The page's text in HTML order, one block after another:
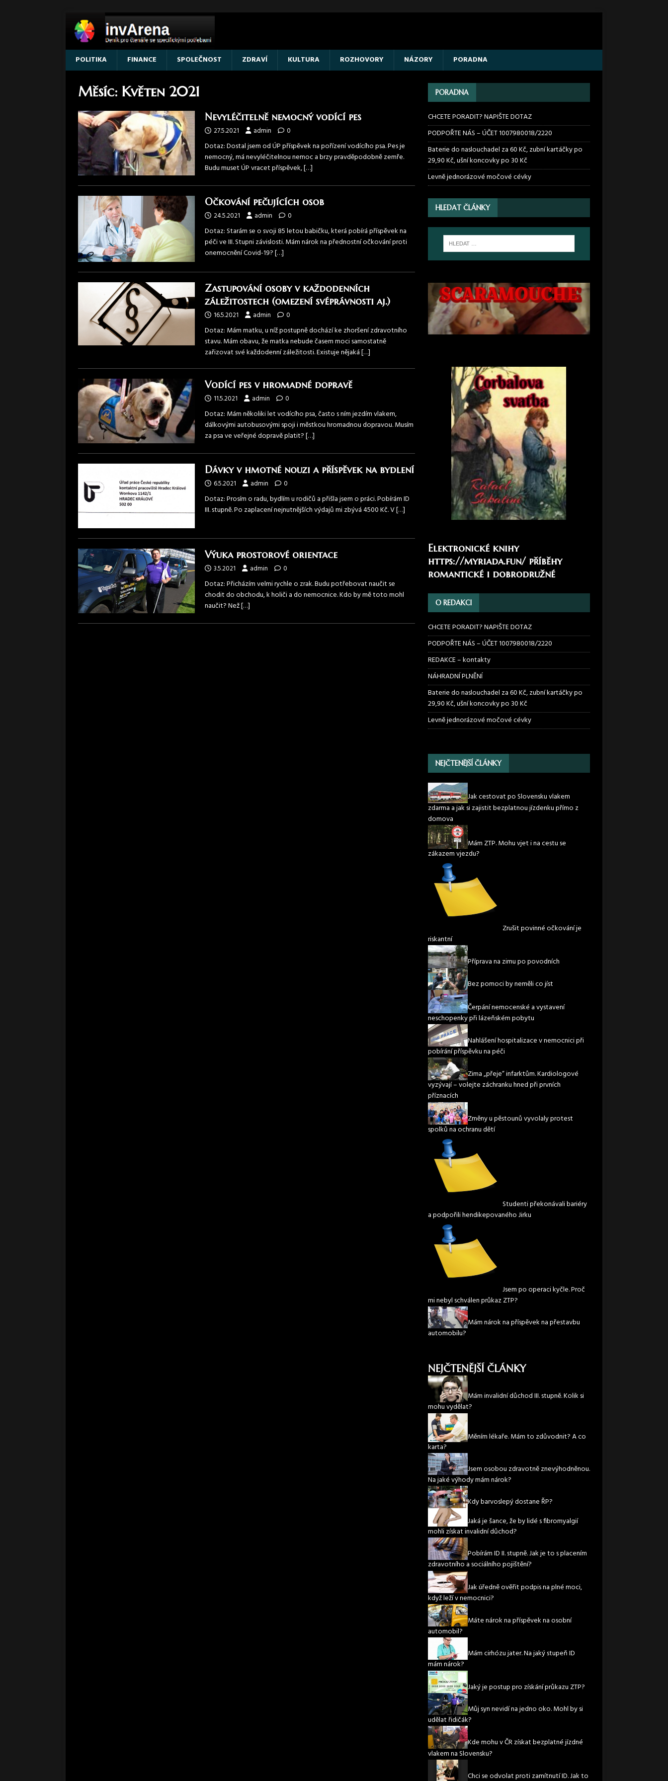
POLITIKA FINANCE SPOLEČNOST ZDRAVÍ KULTURA ROZHOVORY NÁZORY PORADNA
Měsíc: Květen 2021
Nevyléčitelně nemocný vodící pes
27.5.2021 admin 0
Dotaz: Dostal jsem od ÚP příspěvek na pořízení vodícího psa. Pes je
nemocný, má nevyléčitelnou nemoc a brzy pravděpodobně zemře.
Budu muset ÚP vracet příspěvek,[…]
Očkování pečujících osob
24.5.2021 admin 0
Dotaz: Starám se o svoji 85 letou babičku, která pobírá příspěvek na
péči ve III. Stupni závislosti. Mám nárok na přednostní očkování proti
onemocnění Covid-19?[…]
Zastupování osoby v každodenních
záležitostech (omezení svéprávnosti aj.)
16.5.2021 admin 0
Dotaz: Mám matku, u níž postupně dochází ke zhoršení zdravotního
stavu. Mám obavu, že matka nebude časem moci samostatně
zařizovat své každodenní záležitosti. Existuje nějaká[…]
Vodící pes v hromadné dopravě
11.5.2021 admin 0
Dotaz: Mám několiki let vodícího psa, často s ním jezdím vlakem,
dálkovými autobusovými spoji i městkou hromadnou dopravou. Musím
za psa ve veřejné dopravě platit?[…]
Dávky v hmotné nouzi a příspěvek na bydlení
6.5.2021 admin 0
Dotaz: Prosím o radu, bydlím u rodičů a přišla jsem o práci. Pobírám ID
III. stupně. Po zaplacení nejnutnějších výdajů mi zbývá 4500 Kč. V[…]
Výuka prostorové orientace
3.5.2021 admin 0
Dotaz: Přicházím velmi rychle o zrak. Budu potřebovat naučit se
chodit do obchodu, k holiči a do nemocnice. Kdo by mě toto mohl
naučit? Než[…]
PORADNA
CHCETE PORADIT? NAPIŠTE DOTAZ
PODPOŘTE NÁS – ÚČET 1007980018/2220
Baterie do naslouchadel za 60 Kč, zubní kartáčky po
29,90 Kč, ušní koncovky po 30 Kč
Levně jednorázové močové cévky
HLEDAT ČLÁNKY
Elektronické knihy
https://myriada.fun/příběhy
romantické i dobrodružné
O REDAKCI
CHCETE PORADIT? NAPIŠTE DOTAZ
PODPOŘTE NÁS – ÚČET 1007980018/2220
REDAKCE – kontakty
NÁHRADNÍ PLNĚNÍ
Baterie do naslouchadel za 60 Kč, zubní kartáčky po
29,90 Kč, ušní koncovky po 30 Kč
Levně jednorázové močové cévky
NEJČTENĚJŠÍ ČLÁNKY
Jak cestovat po Slovensku vlakem
zdarma a jak si zajistit bezplatnou jízdenku přímo z
domova
Mám ZTP. Mohu vjet i na cestu se
zákazem vjezdu?
Zrušit povinné očkování je
riskantní
Příprava na zimu po povodních
Bez pomoci by neměli co jíst
Čerpání nemocenské a vystavení
neschopenky při lázeňském pobytu
Nahlášení hospitalizace v nemocnici při
pobírání příspěvku na péči
Zima „přeje“ infarktům. Kardiologové
vyzývají – volejte záchranku hned při prvních
příznacích
Změny u pěstounů vyvolaly protest
spolků na ochranu dětí
Studenti překonávali bariéry
a podpořili hendikepovaného Jirku
Jsem po operaci kyčle. Proč
mi nebyl schválen průkaz ZTP?
Mám nárok na příspěvek na přestavbu
automobilu?
NEJČTENĚJŠÍ ČLÁNKY
Mám invalidní důchod III. stupně. Kolik si
mohu vydělat?
Měním lékaře. Mám to zdůvodnit? A co
karta?
Jsem osobou zdravotně znevýhodněnou.
Na jaké výhody mám nárok?
Kdy barvoslepý dostane ŘP?
Jaká je šance, že by lidé s fibromyalgií
mohli získat invalidní důchod?
Pobírám ID II. stupně. Jak je to s placením
zdravotního a sociálního pojištění?
Jak úředně ověřit podpis na plné moci,
když leží v nemocnici?
Máte nárok na příspěvek na osobní
automobil?
Mám cirhózu jater. Na jaký stupeň ID
mám nárok?
Jaký je postup pro získání průkazu ZTP?
Můj syn nevidí na jedno oko. Mohl by si
udělat řidičák?
Kde mohu v ČR získat bezplatné jízdné
vlakem na Slovensku?
Chci se odvolat proti zamítnutí ID. Jak to